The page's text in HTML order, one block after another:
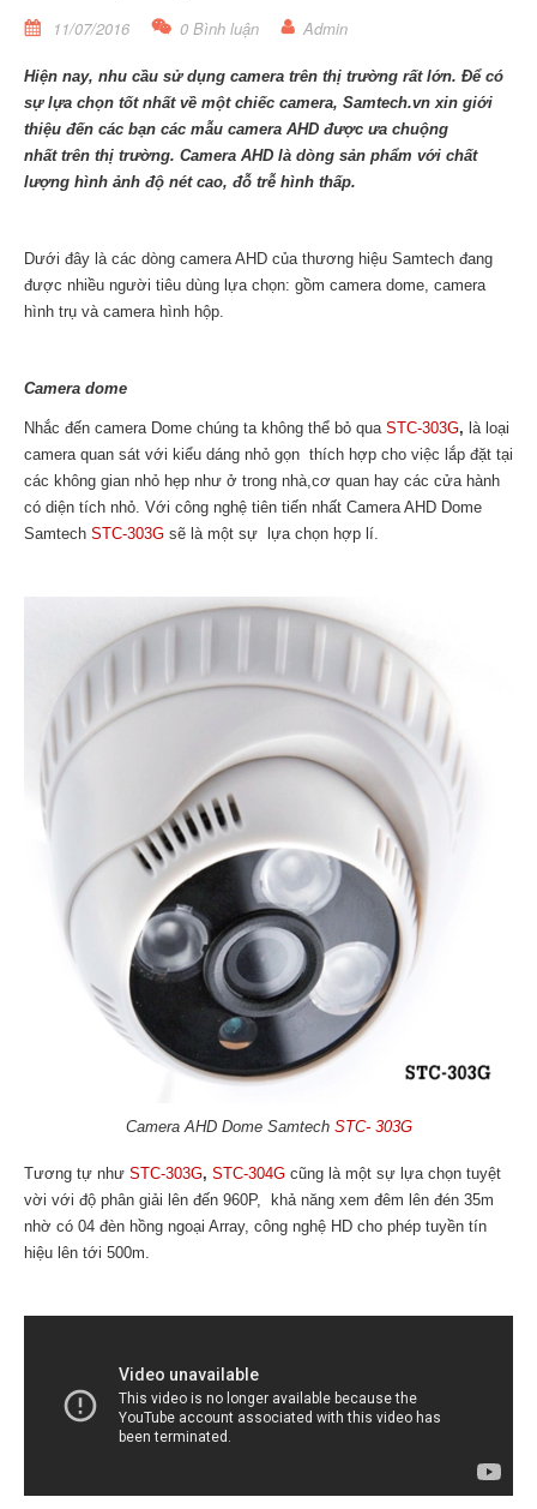
11/07/2016 0 Bình luận Admin
Hiện nay, nhu cầu sử dụng camera trên thị trường rất lớn. Để có
sự lựa chọn tốt nhất về một chiếc camera, Samtech.vn xin giới
thiệu đến các bạn các mẫu camera AHD được ưa chuộng
nhất trên thị trường. Camera AHD là dòng sản phẩm với chất
lượng hình ảnh độ nét cao, đỗ trễ hình thấp.
Dưới đây là các dòng camera AHD của thương hiệu Samtech đang
được nhiều người tiêu dùng lựa chọn: gồm camera dome, camera
hình trụ và camera hình hộp.
Camera dome
Nhắc đến camera Dome chúng ta không thể bỏ qua STC-303G, là loại
camera quan sát với kiểu dáng nhỏ gọn thích hợp cho việc lắp đặt tại
các không gian nhỏ hẹp như ở trong nhà,cơ quan hay các cửa hành
có diện tích nhỏ. Với công nghệ tiên tiến nhất Camera AHD Dome
Samtech STC-303G sẽ là một sự lựa chọn hợp lí.
Camera AHD Dome Samtech STC- 303G
Tương tự như STC-303G, STC-304G cũng là một sự lựa chọn tuyệt
vời với độ phân giải lên đến 960P, khả năng xem đêm lên đén 35m
nhờ có 04 đèn hồng ngoại Array, công nghệ HD cho phép tuyền tín
hiệu lên tới 500m.